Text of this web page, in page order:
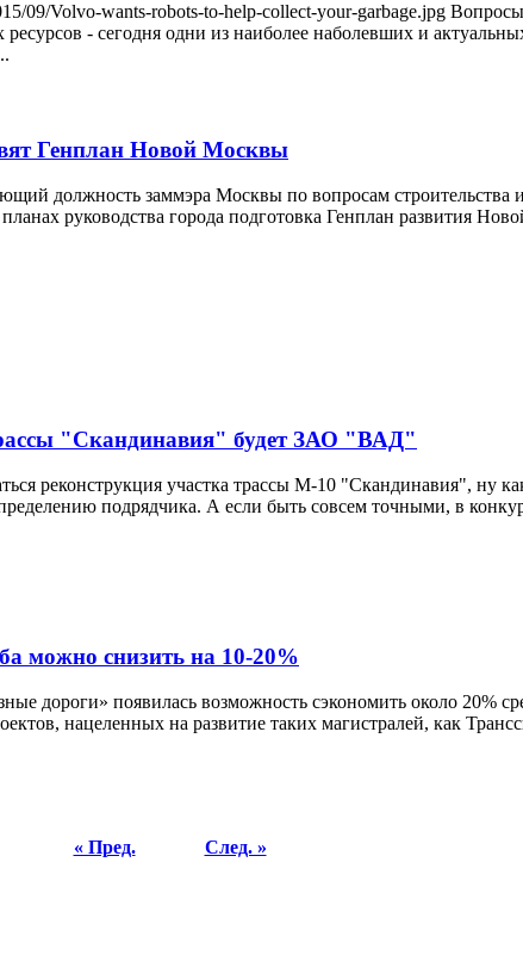
09/Volvo-wants-robots-to-help-collect-your-garbage.jpg
- сегодня одни из наиболее наболевших и
Генплан Новой Москвы
должность заммэра Москвы по вопросам строительства и
руководства города подготовка Генплан развития
"Скандинавия" будет ЗАО "ВАД"
реконструкция участка трассы М-10 "Скандинавия", ну
подрядчика. А если быть совсем точными, в
можно снизить на 10-20%
дороги» появилась возможность сэкономить около 20%
нацеленных на развитие таких магистралей, как
« Пред.
След. »